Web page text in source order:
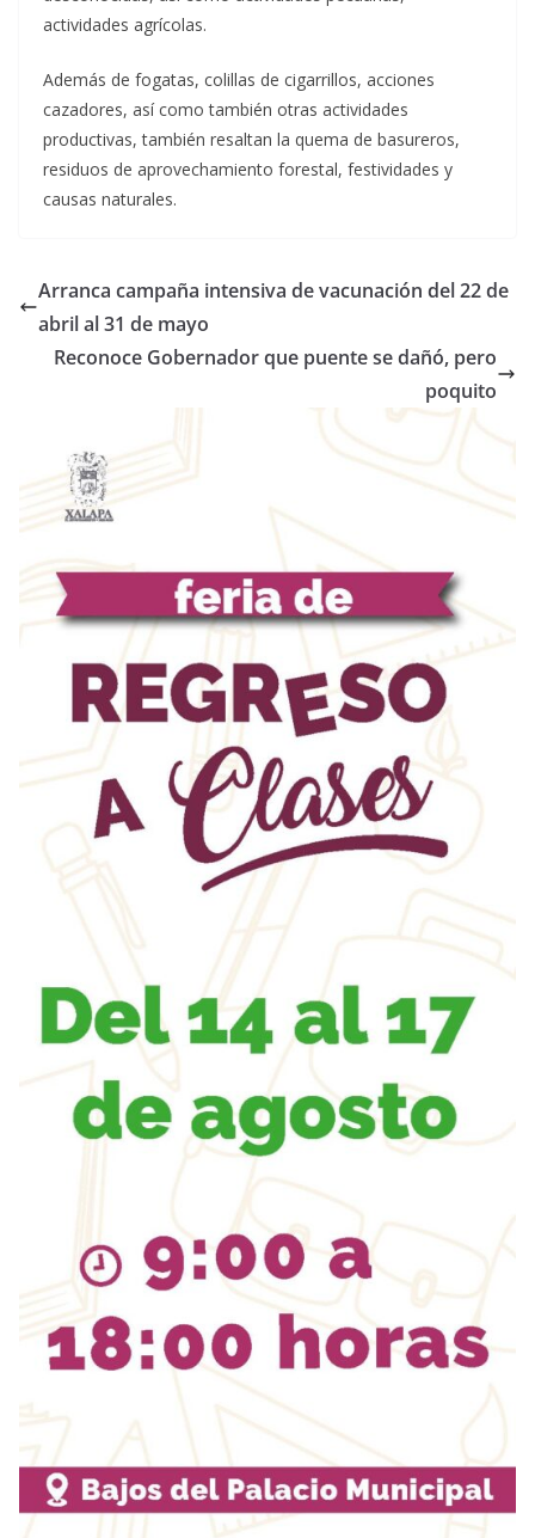
actividades agrícolas.
Además de fogatas, colillas de cigarrillos, acciones
cazadores, así como también otras actividades
productivas, también resaltan la quema de basureros,
residuos de aprovechamiento forestal, festividades y
causas naturales.
Arranca campaña intensiva de vacunación del 22 de
abril al 31 de mayo
Reconoce Gobernador que puente se dañó, pero
poquito